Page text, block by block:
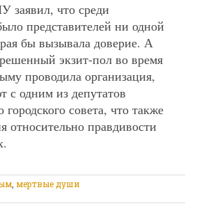
заявил, что среди
представителей ни одной
бы вызывала доверие. А
экзит-пол во время
проводила организация,
с одним из депутатов
совета, что также
относительно правдивости
мертвые души